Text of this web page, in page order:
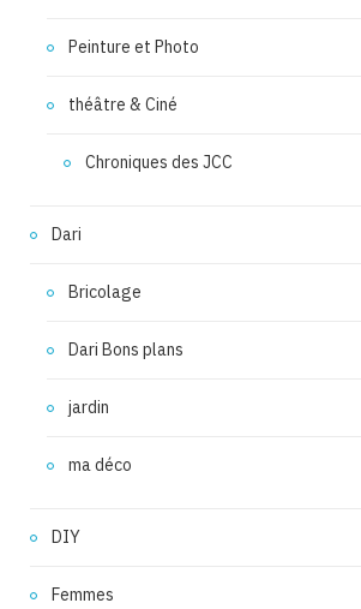
Peinture et Photo
théâtre & Ciné
Chroniques des JCC
Dari
Bricolage
Dari Bons plans
jardin
ma déco
DIY
Femmes